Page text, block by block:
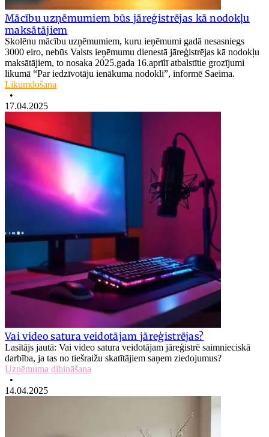
Mācību uzņēmumiem būs jāreģistrējas kā nodokļu
maksātājiem
Skolēnu mācību uzņēmumiem, kuru ieņēmumi gadā nesasniegs
3000 eiro, nebūs Valsts ieņēmumu dienestā jāreģistrējas kā nodokļu
maksātājiem, to nosaka 2025.gada 16.aprīlī atbalstītie grozījumi
likumā “Par iedzīvotāju ienākuma nodokli”, informē Saeima.
Likumdošana
•
17.04.2025
Vai video satura veidotājam jāreģistrējas?
Lasītājs jautā: Vai video satura veidotājam jāreģistrē saimnieciskā
darbība, ja tas no tiešraižu skatītājiem saņem ziedojumus?
Uzņēmuma dibināšana
•
14.04.2025